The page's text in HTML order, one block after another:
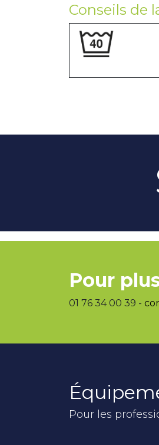
Conseils de
Pour
01 76 34 00 39 -
Pour les